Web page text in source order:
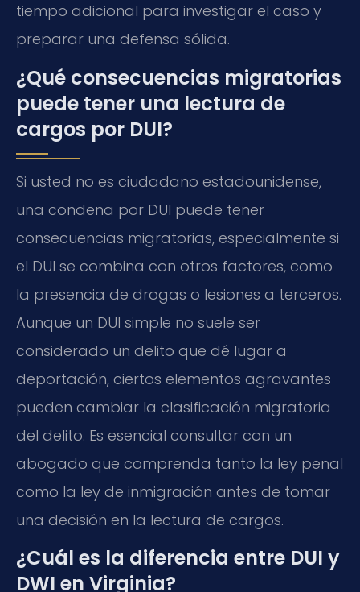
tiempo adicional para investigar el caso y
preparar una defensa sólida.
¿Qué consecuencias migratorias
puede tener una lectura de
cargos por DUI?
Si usted no es ciudadano estadounidense,
una condena por DUI puede tener
consecuencias migratorias, especialmente si
el DUI se combina con otros factores, como
la presencia de drogas o lesiones a terceros.
Aunque un DUI simple no suele ser
considerado un delito que dé lugar a
deportación, ciertos elementos agravantes
pueden cambiar la clasificación migratoria
del delito. Es esencial consultar con un
abogado que comprenda tanto la ley penal
como la ley de inmigración antes de tomar
una decisión en la lectura de cargos.
¿Cuál es la diferencia entre DUI y
DWI en Virginia?